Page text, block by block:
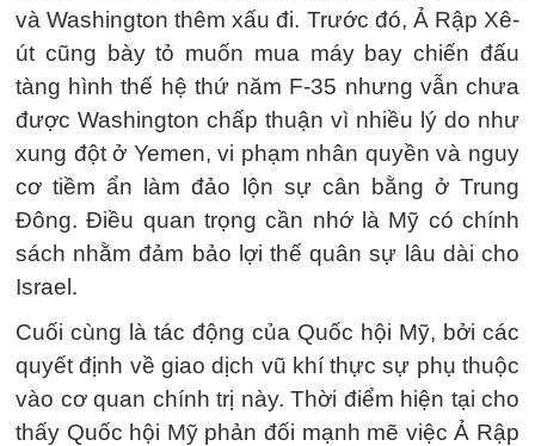
và Washington thêm xấu đi. Trước đó, Ả Rập Xê-
út cũng bày tỏ muốn mua máy bay chiến đấu
tàng hình thế hệ thứ năm F-35 nhưng vẫn chưa
được Washington chấp thuận vì nhiều lý do như
xung đột ở Yemen, vi phạm nhân quyền và nguy
cơ tiềm ẩn làm đảo lộn sự cân bằng ở Trung
Đông. Điều quan trọng cần nhớ là Mỹ có chính
sách nhằm đảm bảo lợi thế quân sự lâu dài cho
Israel.
Cuối cùng là tác động của Quốc hội Mỹ, bởi các
quyết định về giao dịch vũ khí thực sự phụ thuộc
vào cơ quan chính trị này. Thời điểm hiện tại cho
thấy Quốc hội Mỹ phản đối mạnh mẽ việc Ả Rập